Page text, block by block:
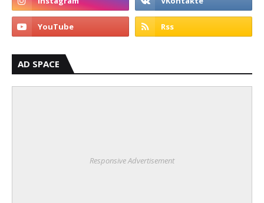
AD SPACE
Responsive Advertisement